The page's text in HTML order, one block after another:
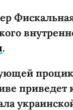
.
приведет